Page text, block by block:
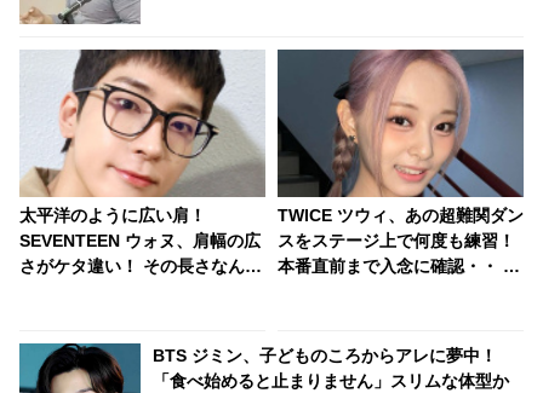
太平洋のように広い肩！
SEVENTEEN ウォヌ、肩幅の広
さがケタ違い！ その長さなんと
ン続出
TWICE ツウィ、あの超難関ダン
スをステージ上で何度も練習！
本番直前まで入念に確認・・ か
BTS ジミン、子どものころからアレに夢中！
「食べ始めると止まりません」スリムな体型か